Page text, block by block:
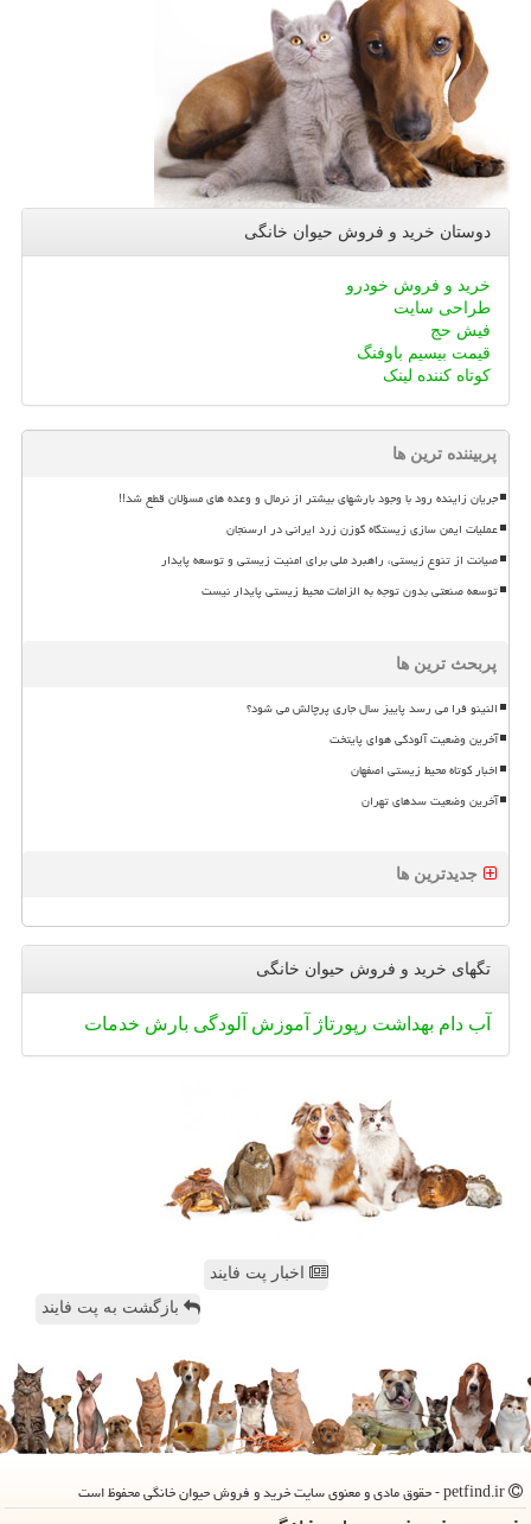
دوستان خرید و فروش حیوان خانگی
خرید و فروش خودرو
طراحی سایت
فیش حج
قیمت بیسیم باوفنگ
کوتاه کننده لینک
پربیننده ترین ها
جریان زاینده رود با وجود بارشهای بیشتر از نرمال و وعده های مسؤلان قطع شد!!
عملیات ایمن سازی زیستگاه گوزن زرد ایرانی در ارسنجان
صیانت از تنوع زیستی، راهبرد ملی برای امنیت زیستی و توسعه پایدار
توسعه صنعتی بدون توجه به الزامات محیط زیستی پایدار نیست
پربحث ترین ها
النینو فرا می رسد پاییز سال جاری پرچالش می شود؟
آخرین وضعیت آلودگی هوای پایتخت
اخبار کوتاه محیط زیستی اصفهان
آخرین وضعیت سدهای تهران
جدیدترین ها
تگهای خرید و فروش حیوان خانگی
آب دام بهداشت رپورتاژ آموزش آلودگی بارش خدمات
اخبار پت فایند
بازگشت به پت فایند